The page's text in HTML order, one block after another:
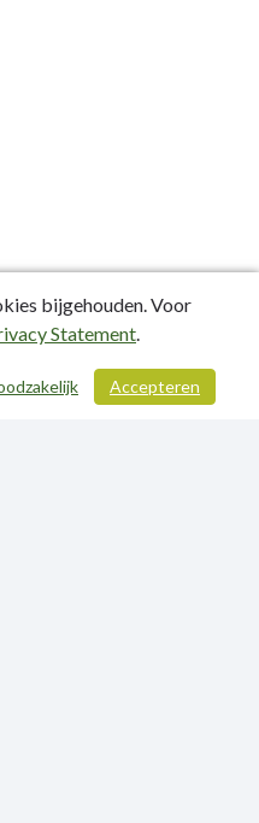
/ 146
bijgehouden. Voor
Statement.
Accepteren